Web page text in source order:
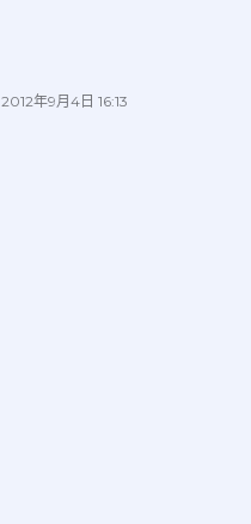
2012年9月4日 16:13